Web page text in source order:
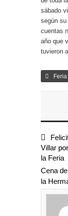
sábado
según su
cuentas
año que
tuvieron
Villar
la Feria
Cena
la